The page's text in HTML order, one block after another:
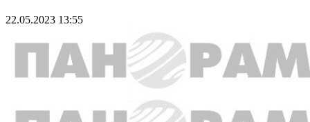
22.05.2023 13:55